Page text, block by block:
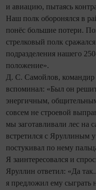
и авиацию, пытаясь
Наш полк оборонялся в
понёс большие потери.
стрелковый полк
подразделения нашего
положение».
Д. С. Самойлов,
вспоминал: «Был он
энергичным,
совсем не строевой
мы заготавливали лес на
встретился с Яруллиным
постукивал по нему
Я заинтересовался и
Яруллин ответил: «Да
я предложил ему сыграть